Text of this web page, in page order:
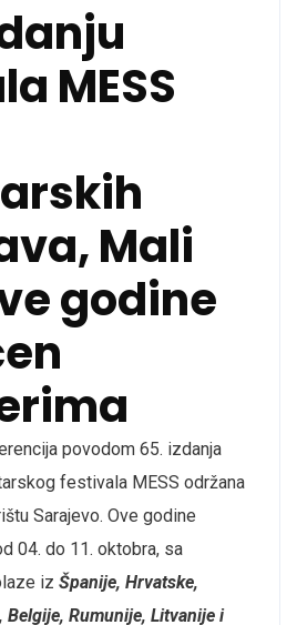
MESS
Mali
godine
povodom 65. izdanja
festivala MESS održana
Sarajevo. Ove godine
04. do 11. oktobra, sa
iz Španije, Hrvatske,
Belgije, Rumunije, Litvanije i